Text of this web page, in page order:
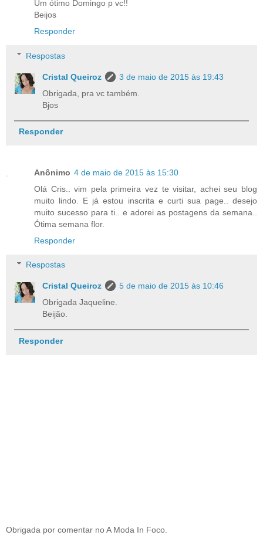
Um ótimo Domingo p vc!!
Beijos
Responder
Respostas
Cristal Queiroz
3 de maio de 2015 às 19:43
Obrigada, pra vc também.
Bjos
Responder
Anônimo 4 de maio de 2015 às 15:30
Olá Cris.. vim pela primeira vez te visitar, achei seu blog
muito lindo. E já estou inscrita e curti sua page.. desejo
muito sucesso para ti.. e adorei as postagens da semana..
Ótima semana flor.
Responder
Respostas
Cristal Queiroz
5 de maio de 2015 às 10:46
Obrigada Jaqueline.
Beijão.
Responder
Obrigada por comentar no A Moda In Foco.